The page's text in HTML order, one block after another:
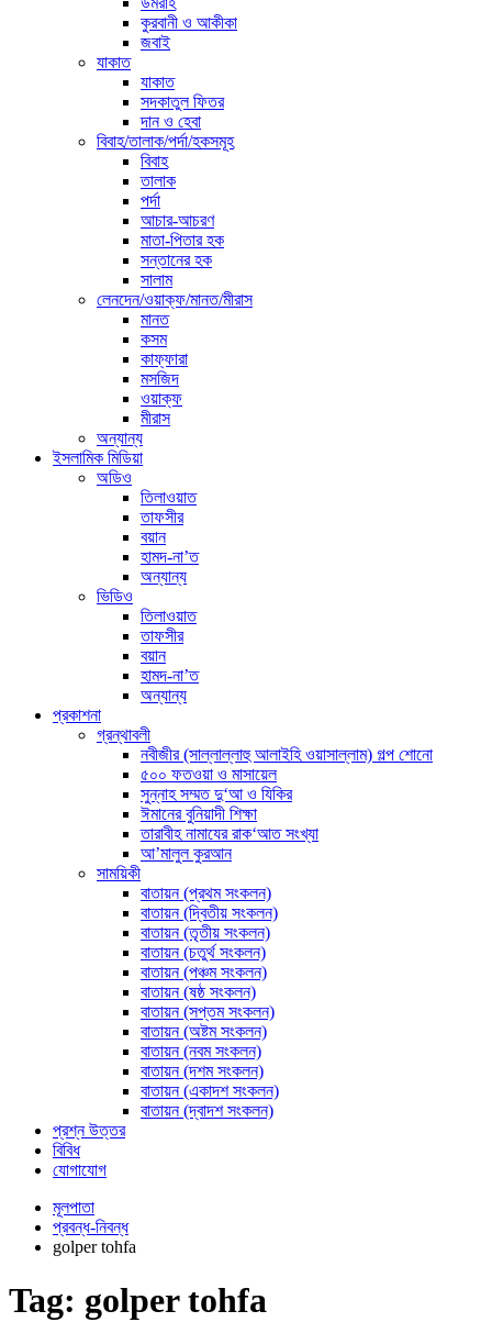
কুরবানী ও আকীকা
জবাই
যাকাত
যাকাত
সদকাতুল ফিতর
দান ও হেবা
বিবাহ/তালাক/পর্দা/হকসমূহ
বিবাহ
তালাক
পর্দা
আচার-আচরণ
মাতা-পিতার হক
সন্তানের হক
সালাম
লেনদেন/ওয়াক্ফ/মানত/মীরাস
মানত
কসম
কাফ্ফারা
মসজিদ
ওয়াক্ফ
মীরাস
অন্যান্য
ইসলামিক মিডিয়া
অডিও
তিলাওয়াত
তাফসীর
বয়ান
হামদ-না’ত
অন্যান্য
ভিডিও
তিলাওয়াত
তাফসীর
বয়ান
হামদ-না’ত
অন্যান্য
প্রকাশনা
গ্রন্থাবলী
নবীজীর (সাল্লাল্লাহু আলাইহি ওয়াসাল্লাম) গল্প শোনো
৫০০ ফতওয়া ও মাসায়েল
সুন্নাহ সম্মত দু‘আ ও যিকির
ঈমানের বুনিয়াদী শিক্ষা
তারাবীহ নামাযের রাক‘আত সংখ্যা
আ’মালুল কুরআন
সাময়িকী
বাতায়ন (প্রথম সংকলন)
বাতায়ন (দ্বিতীয় সংকলন)
বাতায়ন (তৃতীয় সংকলন)
বাতায়ন (চতুর্থ সংকলন)
বাতায়ন (পঞ্চম সংকলন)
বাতায়ন (ষষ্ঠ সংকলন)
বাতায়ন (সপ্তম সংকলন)
বাতায়ন (অষ্টম সংকলন)
বাতায়ন (নবম সংকলন)
বাতায়ন (দশম সংকলন)
বাতায়ন (একাদশ সংকলন)
বাতায়ন (দ্বাদশ সংকলন)
প্রশ্ন উত্তর
বিবিধ
যোগাযোগ
মূলপাতা
প্রবন্ধ-নিবন্ধ
golper tohfa
Tag: golper tohfa